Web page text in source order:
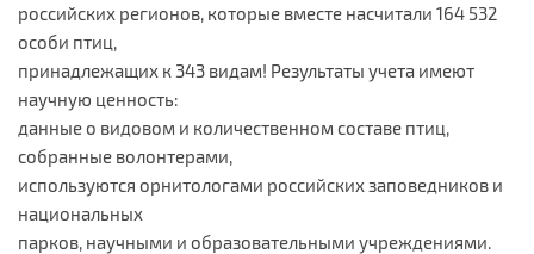
российских регионов, которые вместе насчитали 164 532
особи птиц,
принадлежащих к 343 видам! Результаты учета имеют
научную ценность:
данные о видовом и количественном составе птиц,
собранные волонтерами,
используются орнитологами российских заповедников и
национальных
парков, научными и образовательными учреждениями.